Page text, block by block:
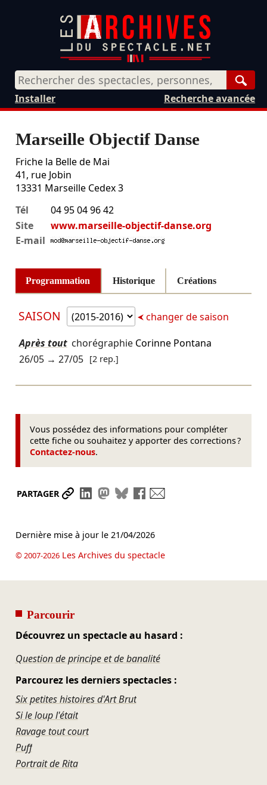
Recherche avancée
Installer
Marseille Objectif Danse
Friche la Belle de Mai
41, rue Jobin
13331 Marseille Cedex 3
Tél
04 95 04 96 42
Site
www.marseille-objectif-danse.org
E-mail
Programmation Historique Créations
SAISON changer de saison
Après tout chorégraphie Corinne Pontana
26/05→ 27/05 [2 rep.]
Vous possédez des informations pour compléter
cette fiche ou souhaitez y apporter des corrections ?
Contactez-nous.
PARTAGER Partager le lien
Partager sur LinkedIn
Partager sur Mastodon
Partager sur Bluesky
Partager sur Facebook
Dernière mise à jour le 21/04/2026
© 2007-2026Les Archives du spectacle
Parcourir
Découvrez un spectacle au hasard :
Question de principe et de banalité
Parcourez les derniers spectacles :
Six petites histoires d'Art Brut
Si le loup l'était
Ravage tout court
Puff
Portrait de Rita